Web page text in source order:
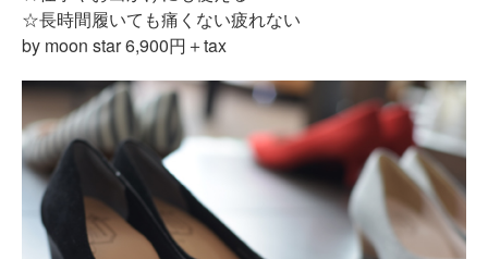
☆長時間履いても痛くない疲れない
by moon star 6,900円＋tax